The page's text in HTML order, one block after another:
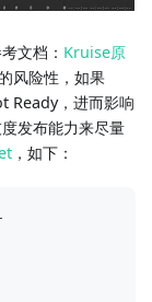
文档： Kruise原
风险性，如果
Ready，进而影响
发布能力来尽量
，如下：